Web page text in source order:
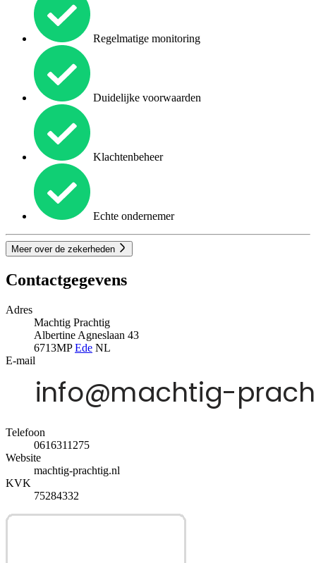
Regelmatige monitoring
Duidelijke voorwaarden
Klachtenbeheer
Echte ondernemer
Meer over de zekerheden
Contactgegevens
Adres
Machtig Prachtig
Albertine Agneslaan 43
6713MPEde NL
E-mail
Telefoon
0616311275
Website
machtig-prachtig.nl
KVK
75284332